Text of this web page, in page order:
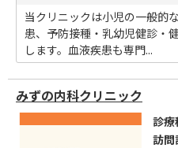
当クリニックは小児の一般的
患、予防接種・乳幼児健診・
します。血液疾患も専門...
みずの内科クリニック
診療
訪問